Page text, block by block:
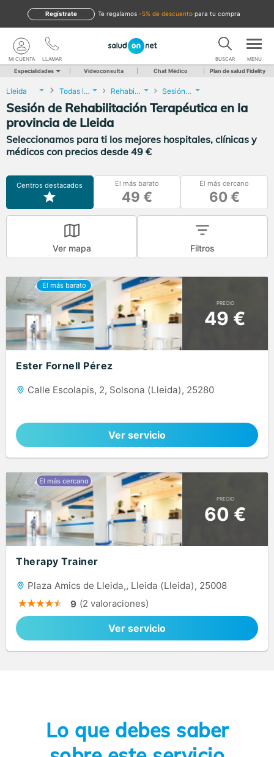
te regalamos -5% de descuento para tu compra
Regístrate
LLAMAR
MI CUENTA BUSCAR MENU
Especialidades Videoconsulta Chat Médico Plan de salud Fidelity
Lleida Todas las localidades Rehabilitación Sesión de Rehabilitación Terapéutica
Sesión de Rehabilitación Terapéutica en la
provincia de Lleida
Seleccionamos para ti los mejores hospitales, clínicas y
médicos con precios desde 49 €
Centros destacados El más barato
49 €
El más cercano
60 €
Ver mapa Filtros
PRECIO
49 €
Ester Fornell Pérez
Calle Escolapis, 2, Solsona (Lleida), 25280
Ver servicio
PRECIO
60 €
Therapy Trainer
Plaza Amics de Lleida,, Lleida (Lleida), 25008
9 (2 valoraciones)
Ver servicio
Lo que debes saber